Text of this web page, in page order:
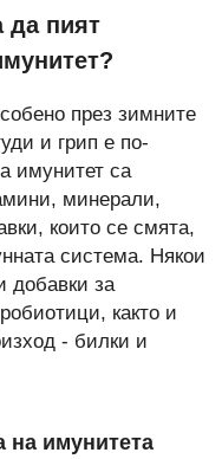
да пият
през зимните
и грип е по-
имунитет са
минерали,
които се смята,
система. Някои
добавки за
както и
- билки и
на имунитета